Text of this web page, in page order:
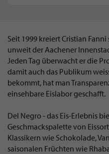
Seit 1999 kreiert Cristian
unweit der Aachener
Jeden Tag überwacht er die
damit auch das Publikum
bekommt, hat man
einsehbare Eislabor geschafft.
Del Negro - das Eis-Erlebnis
Geschmackspalette von
Klassikern wie Schokolade,
saisonalen Früchten wie